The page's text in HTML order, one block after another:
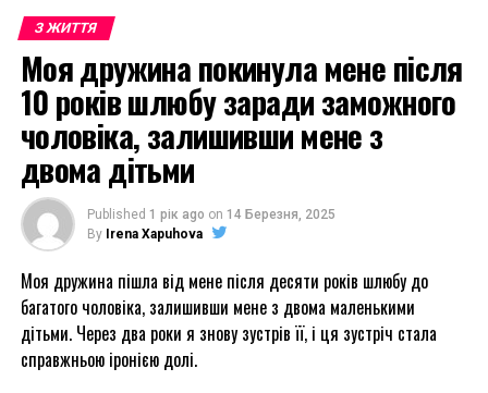
З ЖИТТЯ
Моя дружина покинула мене після
10 років шлюбу заради заможного
чоловіка, залишивши мене з
двома дітьми
Published 1 рік ago on 14 Березня, 2025
By Irena Xapuhova
Моя дружина пішла від мене після десяти років шлюбу до
багатого чоловіка, залишивши мене з двома маленькими
дітьми. Через два роки я знову зустрів її, і ця зустріч стала
справжньою іронією долі.